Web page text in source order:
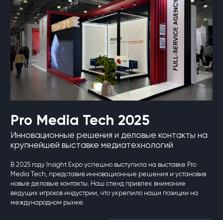
Pro Media Tech 2025
Инновационные решения и деловые контакты на
крупнейшей выставке медиатехнологий
В 2025 году Insight Expo успешно выступила на выставке Pro
Media Tech, представив инновационные решения и установив
новые деловые контакты. Наш стенд привлек внимание
ведущих игроков индустрии, что укрепило наши позиции на
международном рынке.